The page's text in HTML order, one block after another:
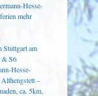
Hesse-
mehr
Stuttgart am
& S6
Hesse-
–
ca. 5km,